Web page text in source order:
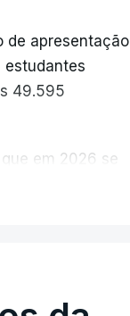
de apresentação
estudantes
49.595
em 2026 se
em